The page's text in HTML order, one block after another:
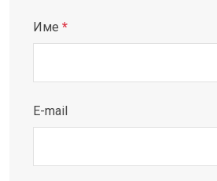
Име *
E-mail